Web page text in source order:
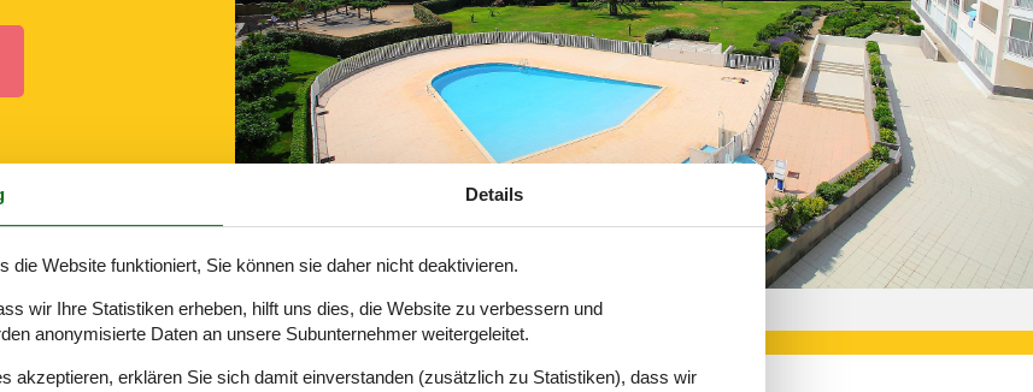
Apartment Südfrankreich 307-FR6630.280.3
Details
die Website funktioniert, Sie können sie daher nicht deaktivieren.
wir Ihre Statistiken erheben, hilft uns dies, die Website zu verbessern und
anonymisierte Daten an unsere Subunternehmer weitergeleitet.
akzeptieren, erklären Sie sich damit einverstanden (zusätzlich zu Statistiken), dass wir